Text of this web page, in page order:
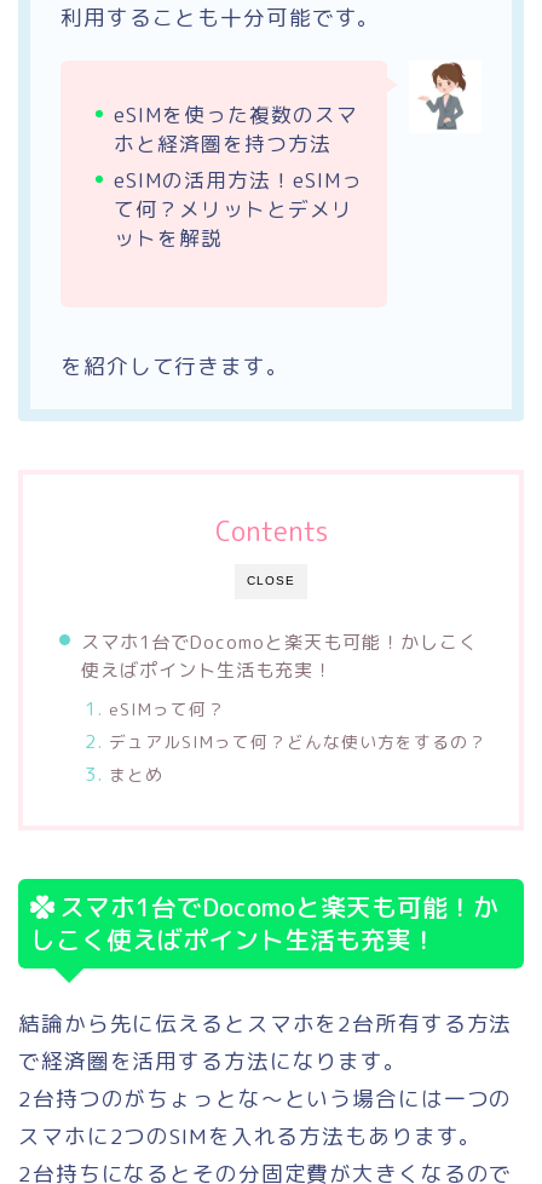
利用することも十分可能です。
eSIMを使った複数のスマ
ホと経済圏を持つ方法
eSIMの活用方法！eSIMっ
て何？メリットとデメリ
ットを解説
を紹介して行きます。
CLOSE
Contents
スマホ1台でDocomoと楽天も可能！かしこく
使えばポイント生活も充実！
eSIMって何？
デュアルSIMって何？どんな使い方をするの？
まとめ
スマホ1台でDocomoと楽天も可能！か
しこく使えばポイント生活も充実！
結論から先に伝えるとスマホを2台所有する方法
で経済圏を活用する方法になります。
2台持つのがちょっとな〜という場合には一つの
スマホに2つのSIMを入れる方法もあります。
2台持ちになるとその分固定費が大きくなるので